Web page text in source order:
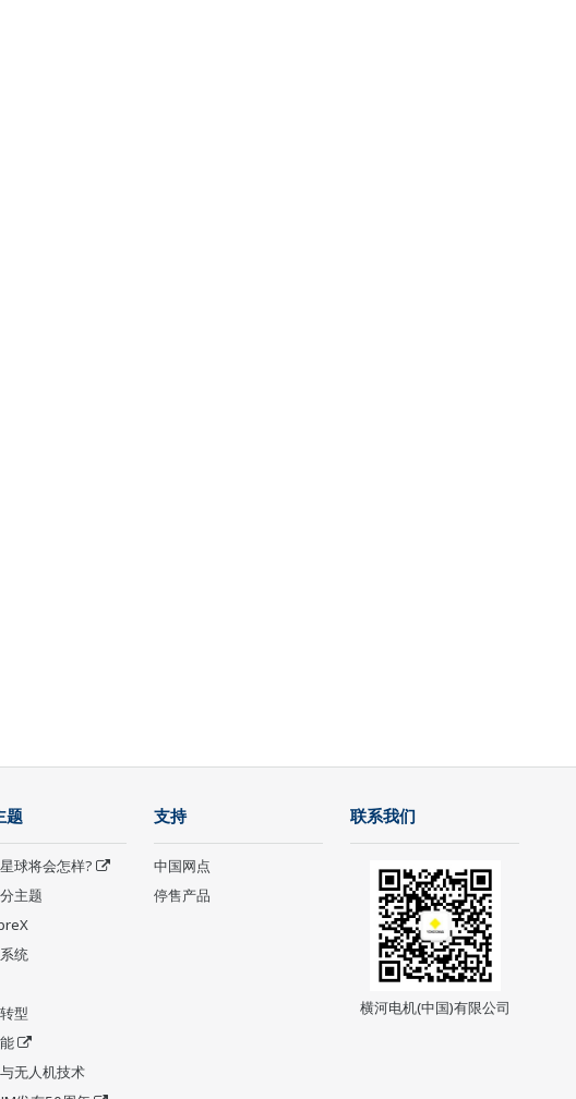
题
球将会怎样?
主题
统
型
无人机技术
支持
中国网点
停售产品
联系我们
横河电机(中国)有限公司